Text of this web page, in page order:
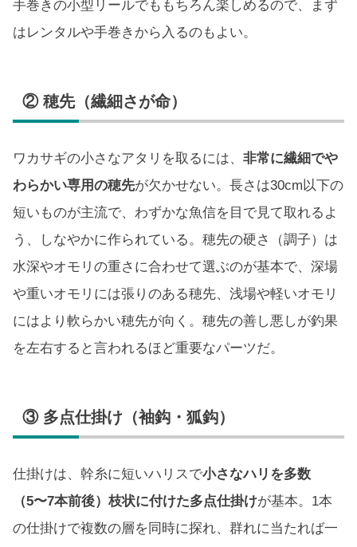
手巻きの小型リールでももちろん楽しめるので、まず
はレンタルや手巻きから入るのもよい。
② 穂先（繊細さが命）
ワカサギの小さなアタリを取るには、 非常に繊細でや
わらかい専用の穂先が欠かせない。長さは30cm以下の
短いものが主流で、わずかな魚信を目で見て取れるよ
う、しなやかに作られている。穂先の硬さ（調子）は
水深やオモリの重さに合わせて選ぶのが基本で、深場
や重いオモリには張りのある穂先、浅場や軽いオモリ
にはより軟らかい穂先が向く。穂先の善し悪しが釣果
を左右すると言われるほど重要なパーツだ。
③ 多点仕掛け（袖鈎・狐鈎）
仕掛けは、幹糸に短いハリスで小さなハリを多数
（5〜7本前後）枝状に付けた多点仕掛けが基本。1本
の仕掛けで複数の層を同時に探れ、群れに当たれば一